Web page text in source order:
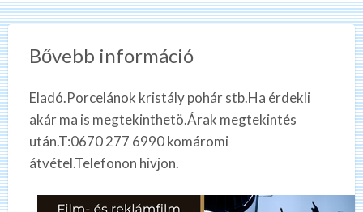
Bővebb információ
Eladó.Porcelánok kristály pohár stb.Ha érdekli
akár ma is megtekinthetö.Árak megtekintés
után.T:0670 277 6990 komáromi
átvétel.Telefonon hivjon.